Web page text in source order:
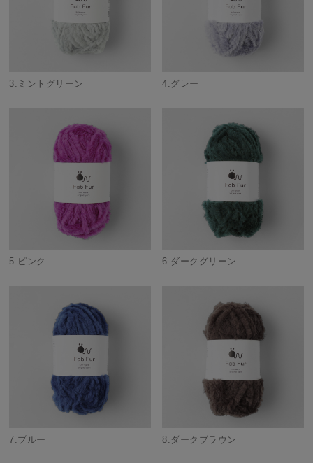
3.ミントグリーン 4.グレー
5.ピンク 6.ダークグリーン
7.ブルー 8.ダークブラウン